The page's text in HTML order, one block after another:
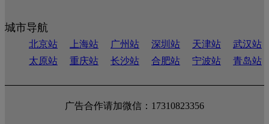
城市导航
北京站 上海站 广州站 深圳站 天津站
武汉站
太原站
重庆站 长沙站 合肥站 宁波站 青岛站
广告合作请加微信：17310823356